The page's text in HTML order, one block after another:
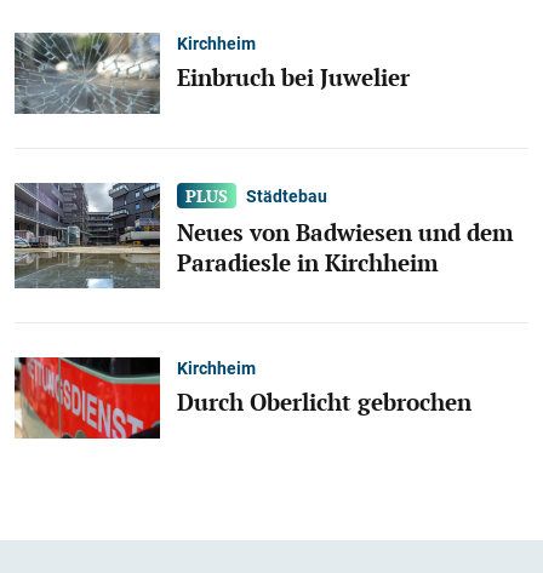
Kirchheim
Einbruch bei Juwelier
Städtebau
Neues von Badwiesen und dem
Paradiesle in Kirchheim
Kirchheim
Durch Oberlicht gebrochen